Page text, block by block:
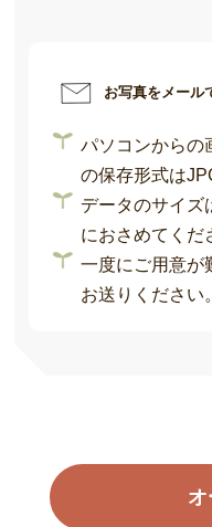
お写真をメール
パソコンからの
の保存形式は
データのサイズ
におさめてくだ
一度にご用意が
お送りください。